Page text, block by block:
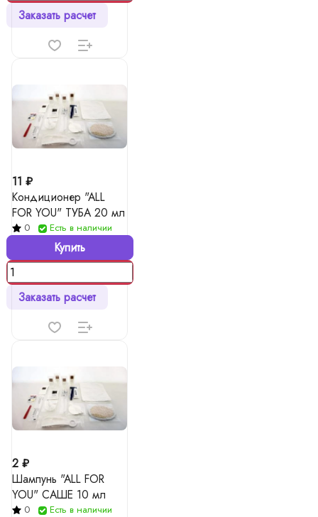
Заказать расчет
11 ₽
Кондиционер "ALL
FOR YOU" ТУБА 20 мл
0 Есть в наличии
Купить
Заказать расчет
2 ₽
Шампунь "ALL FOR
YOU" САШЕ 10 мл
0 Есть в наличии